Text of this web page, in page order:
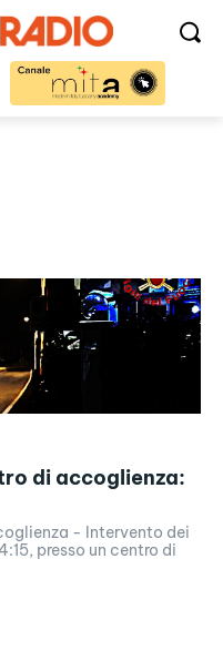
di accoglienza:
- Intervento dei
presso un centro di